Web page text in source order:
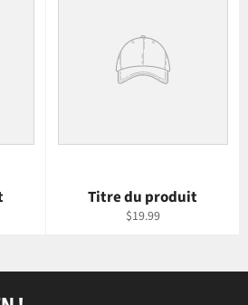
Titre du produit
$19.99